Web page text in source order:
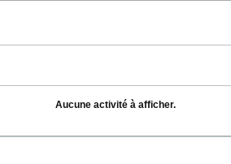
Aucune activité à afficher.